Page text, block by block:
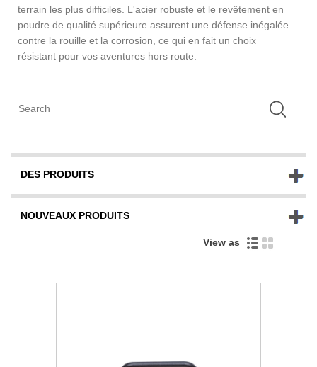
terrain les plus difficiles. L'acier robuste et le revêtement en
poudre de qualité supérieure assurent une défense inégalée
contre la rouille et la corrosion, ce qui en fait un choix
résistant pour vos aventures hors route.
DES PRODUITS
NOUVEAUX PRODUITS
View as